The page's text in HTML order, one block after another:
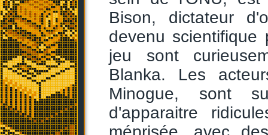
Bison, dictateur
devenu scientifique
jeu sont
Blanka. Les
Minogue, sont
d'apparaitre